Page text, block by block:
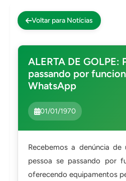
Onu Epon
Onu-Gpon-
Ont-
Huawei
Vga
Voip
Voltar para Notícias
ALERTA DE GOLPE:
passando por
WhatsApp
01/01/1970
Recebemos a denúncia
pessoa se passando por
oferecendo equipamentos